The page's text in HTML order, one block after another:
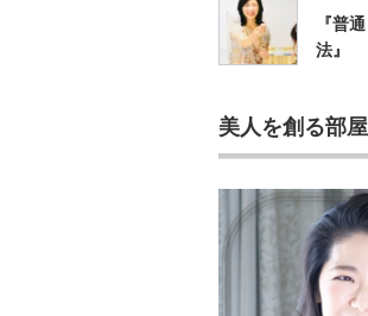
『普
法』
美人を創る部屋